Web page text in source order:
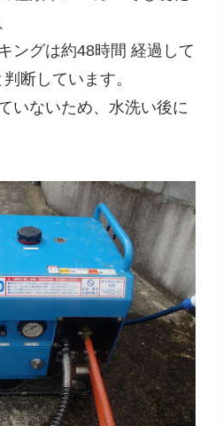
ングは約48時間 経過して
断しています。
いないため、水洗い後に